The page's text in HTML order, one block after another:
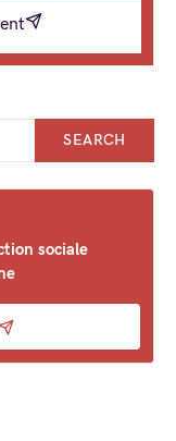
SEARCH
sociale